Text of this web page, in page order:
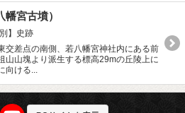
宮古墳）
別】史跡
交差点の南側、若八幡宮神社内にある前
山山塊より派生する標高29mの丘陵上に
ける...